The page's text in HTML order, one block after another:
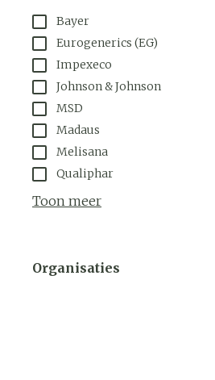
Bayer
Eurogenerics (EG)
Impexeco
Johnson & Johnson
MSD
Madaus
Melisana
Qualiphar
Toon meer
Organisaties